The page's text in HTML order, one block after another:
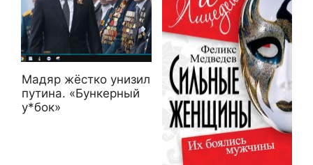
Мадяр жёстко унизил
путина. «Бункерный
у*бок»